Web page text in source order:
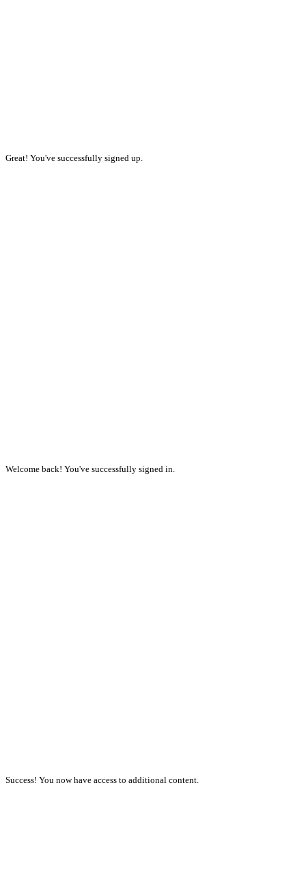
Great! You've successfully signed up.
Welcome back! You've successfully signed in.
Success! You now have access to additional content.